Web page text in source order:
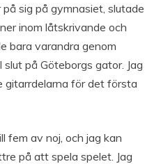
sig på gymnasiet, slutade
inom låtskrivande och
bara varandra genom
på Göteborgs gator. Jag
gitarrdelarna för det första
fem av noj, och jag kan
på att spela spelet. Jag